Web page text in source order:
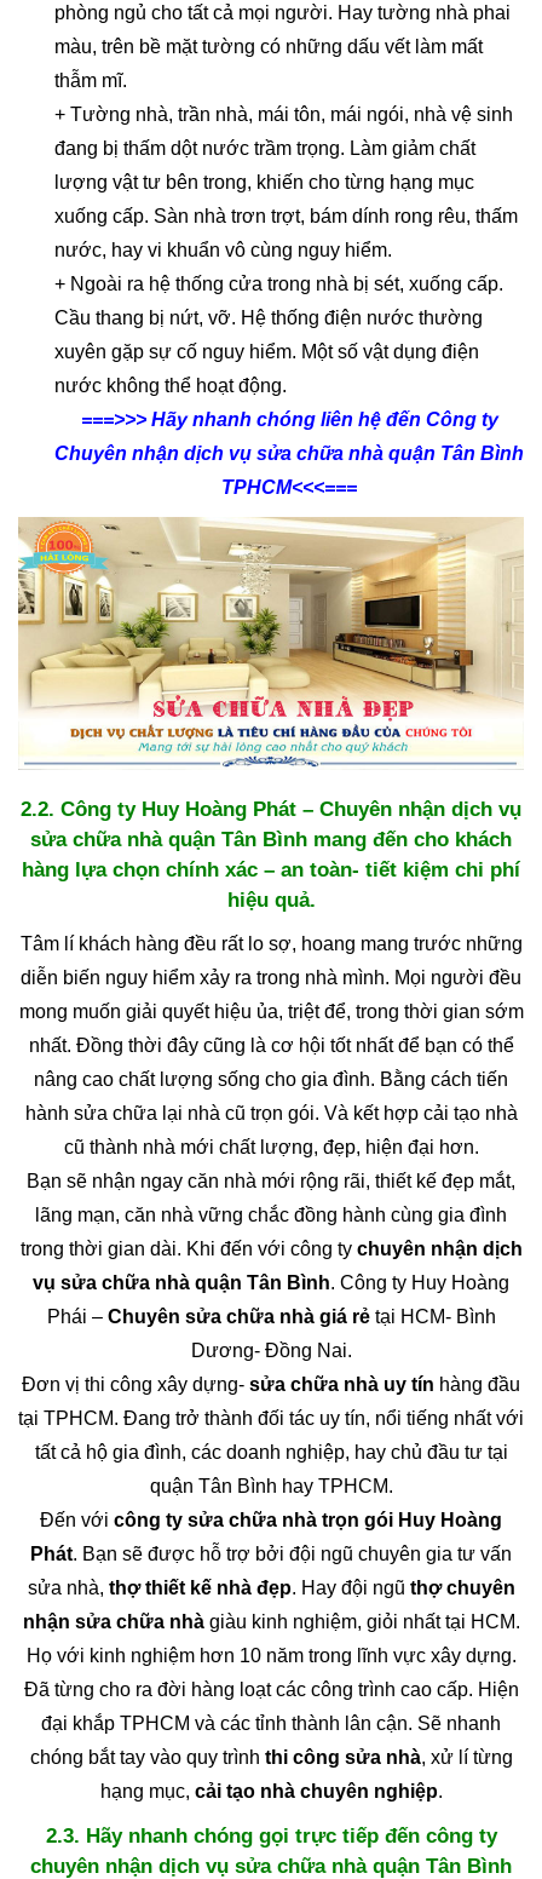
phòng ngủ cho tất cả mọi người. Hay tường nhà phai
màu, trên bề mặt tường có những dấu vết làm mất
thẫm mĩ.
+ Tường nhà, trần nhà, mái tôn, mái ngói, nhà vệ sinh
đang bị thấm dột nước trầm trọng. Làm giảm chất
lượng vật tư bên trong, khiến cho từng hạng mục
xuống cấp. Sàn nhà trơn trợt, bám dính rong rêu, thấm
nước, hay vi khuẩn vô cùng nguy hiểm.
+ Ngoài ra hệ thống cửa trong nhà bị sét, xuống cấp.
Cầu thang bị nứt, vỡ. Hệ thống điện nước thường
xuyên gặp sự cố nguy hiểm. Một số vật dụng điện
nước không thể hoạt động.
===>>> Hãy nhanh chóng liên hệ đến Công ty
Chuyên nhận dịch vụ sửa chữa nhà quận Tân Bình
TPHCM<<<===
2.2. Công ty Huy Hoàng Phát – Chuyên nhận dịch vụ
sửa chữa nhà quận Tân Bình mang đến cho khách
hàng lựa chọn chính xác – an toàn- tiết kiệm chi phí
hiệu quả.
Tâm lí khách hàng đều rất lo sợ, hoang mang trước những
diễn biến nguy hiểm xảy ra trong nhà mình. Mọi người đều
mong muốn giải quyết hiệu ủa, triệt để, trong thời gian sớm
nhất. Đồng thời đây cũng là cơ hội tốt nhất để bạn có thể
nâng cao chất lượng sống cho gia đình. Bằng cách tiến
hành sửa chữa lại nhà cũ trọn gói. Và kết hợp cải tạo nhà
cũ thành nhà mới chất lượng, đẹp, hiện đại hơn.
Bạn sẽ nhận ngay căn nhà mới rộng rãi, thiết kế đẹp mắt,
lãng mạn, căn nhà vững chắc đồng hành cùng gia đình
trong thời gian dài. Khi đến với công ty chuyên nhận dịch
vụ sửa chữa nhà quận Tân Bình. Công ty Huy Hoàng
Phái – Chuyên sửa chữa nhà giá rẻtại HCM- Bình
Dương- Đồng Nai.
Đơn vị thi công xây dựng- sửa chữa nhà uy tín hàng đầu
tại TPHCM. Đang trở thành đối tác uy tín, nổi tiếng nhất với
tất cả hộ gia đình, các doanh nghiệp, hay chủ đầu tư tại
quận Tân Bình hay TPHCM.
Đến với công ty sửa chữa nhà trọn gói Huy Hoàng
Phát. Bạn sẽ được hỗ trợ bởi đội ngũ chuyên gia tư vấn
sửa nhà, thợ thiết kế nhà đẹp. Hay đội ngũ thợ chuyên
nhận sửa chữa nhàgiàu kinh nghiệm, giỏi nhất tại HCM.
Họ với kinh nghiệm hơn 10 năm trong lĩnh vực xây dựng.
Đã từng cho ra đời hàng loạt các công trình cao cấp. Hiện
đại khắp TPHCM và các tỉnh thành lân cận. Sẽ nhanh
chóng bắt tay vào quy trình thi công sửa nhà, xử lí từng
hạng mục, cải tạo nhà chuyên nghiệp.
2.3. Hãy nhanh chóng gọi trực tiếp đến công ty
chuyên nhận dịch vụ sửa chữa nhà quận Tân Bình